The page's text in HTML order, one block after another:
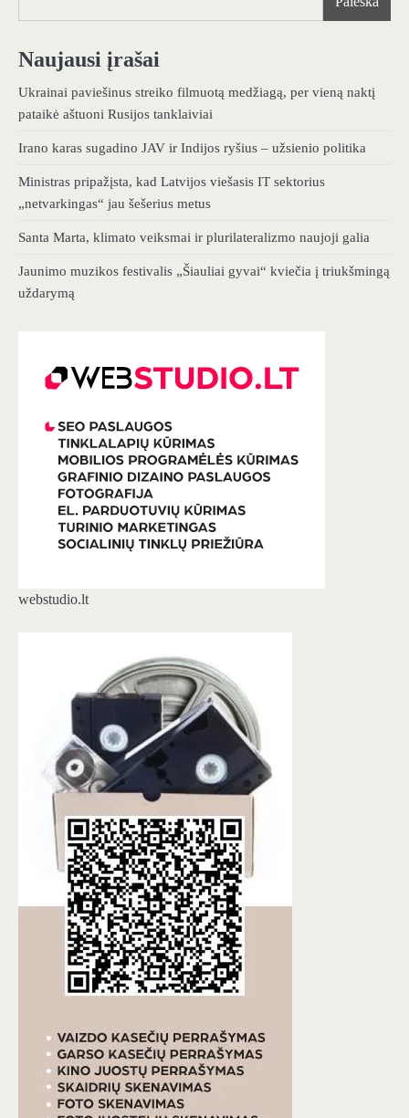
Naujausi įrašai
Ukrainai paviešinus streiko filmuotą medžiagą, per vieną naktį
pataikė aštuoni Rusijos tanklaiviai
Irano karas sugadino JAV ir Indijos ryšius – užsienio politika
Ministras pripažįsta, kad Latvijos viešasis IT sektorius
„netvarkingas“ jau šešerius metus
Santa Marta, klimato veiksmai ir plurilateralizmo naujoji galia
Jaunimo muzikos festivalis „Šiauliai gyvai“ kviečia į triukšmingą
uždarymą
webstudio.lt